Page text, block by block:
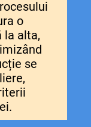
o
la alta,
se